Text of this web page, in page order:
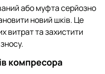
або муфта серйозно
новий шків. Це
витрат та захистити
компресора